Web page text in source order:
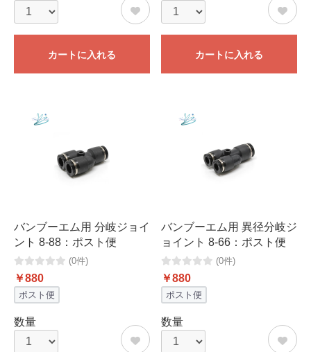
カートに入れる カートに入れる
バンブーエム用 分岐ジョイ
ント 8-88：ポスト便
(0件)
￥880
ポスト便
数量
バンブーエム用 異径分岐ジ
ョイント 8-66：ポスト便
(0件)
￥880
ポスト便
数量